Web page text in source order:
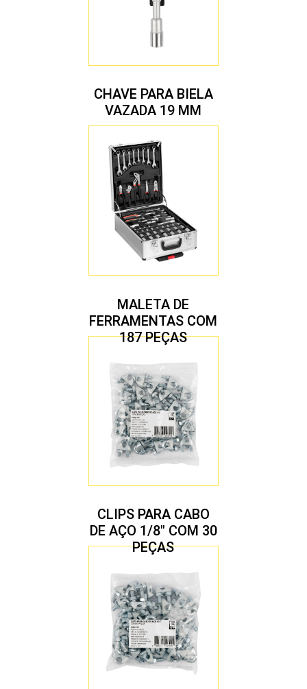
CHAVE PARA BIELA
VAZADA 19 MM
MALETA DE
FERRAMENTAS COM
187 PEÇAS
CLIPS PARA CABO
DE AÇO 1/8″ COM 30
PEÇAS